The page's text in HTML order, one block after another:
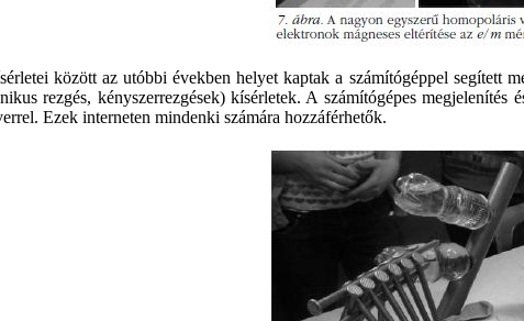
között az utóbbi években helyet kaptak a számítógéppel segített
rezgés, kényszerrezgések) kísérletek. A számítógépes
Ezek interneten mindenki számára hozzáférhetők.